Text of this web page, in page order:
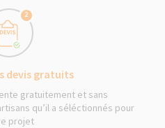
2
devis gratuits
gratuitement et sans
qu’il a séléctionnés pour
projet